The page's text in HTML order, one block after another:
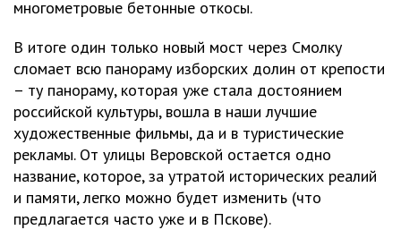
многометровые бетонные откосы.
В итоге один только новый мост через Смолку
сломает всю панораму изборских долин от крепости
– ту панораму, которая уже стала достоянием
российской культуры, вошла в наши лучшие
художественные фильмы, да и в туристические
рекламы. От улицы Веровской остается одно
название, которое, за утратой исторических реалий
и памяти, легко можно будет изменить (что
предлагается часто уже и в Пскове).